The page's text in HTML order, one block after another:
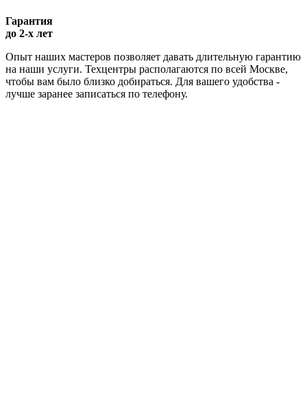
Гарантия
до 2-х лет
Опыт наших мастеров позволяет давать длительную гарантию
на наши услуги. Техцентры располагаются по всей Москве,
чтобы вам было близко добираться. Для вашего удобства -
лучше заранее записаться по телефону.